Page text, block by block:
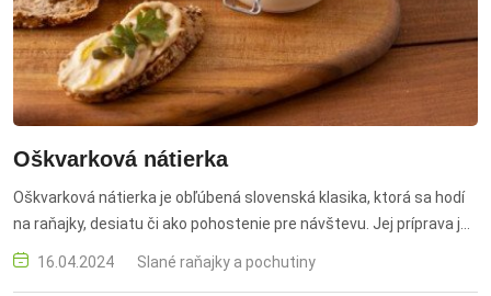
Oškvarková nátierka
Oškvarková nátierka je obľúbená slovenská klasika, ktorá sa hodí
na raňajky, desiatu či ako pohostenie pre návštevu. Jej príprava je
jednoduchá a výsledok poteší každého milovníka tradičných chutí.
oškvarková nátierka, tradičný recept, slovenská kuchyňa, nátierka,
16.04.2024 Slané raňajky a pochutiny